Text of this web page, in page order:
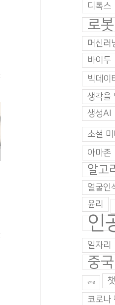
로봇 50대가 1,000명을 대
2026년 7월 28일. 화요일
|
디톡스
로봇
머신러
바이두
빅데이
생각을
생성AI
소셜 미
아마존
알고
얼굴인
윤리
인
일자리
중국
창의성
코로나